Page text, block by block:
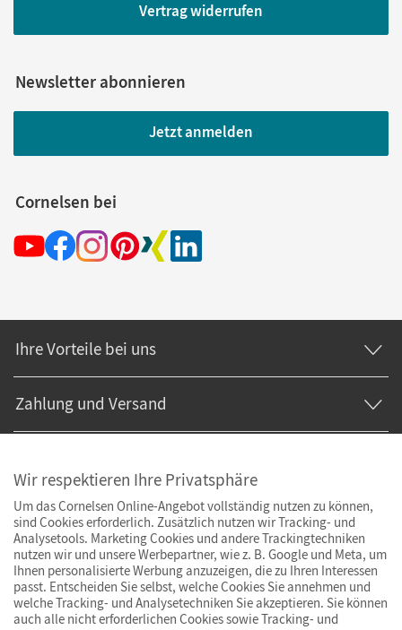
Vertrag widerrufen
Newsletter abonnieren
Jetzt anmelden
Cornelsen bei
Ihre Vorteile bei uns
Zahlung und Versand
Wir respektieren Ihre Privatsphäre
Um das Cornelsen Online-Angebot vollständig nutzen zu können,
sind Cookies erforderlich. Zusätzlich nutzen wir Tracking- und
Analysetools. Marketing Cookies und andere Trackingtechniken
nutzen wir und unsere Werbepartner, wie z. B. Google und Meta, um
Ihnen personalisierte Werbung anzuzeigen, die zu Ihren Interessen
passt. Entscheiden Sie selbst, welche Cookies Sie annehmen und
welche Tracking- und Analysetechniken Sie akzeptieren. Sie können
auch alle nicht erforderlichen Cookies sowie Tracking- und